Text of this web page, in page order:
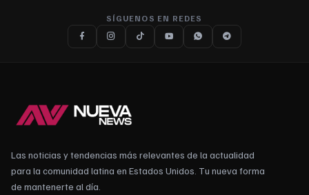
SÍGUENOS EN REDES
Las noticias y tendencias más relevantes de la actualidad
para la comunidad latina en Estados Unidos. Tu nueva forma
de mantenerte al día.